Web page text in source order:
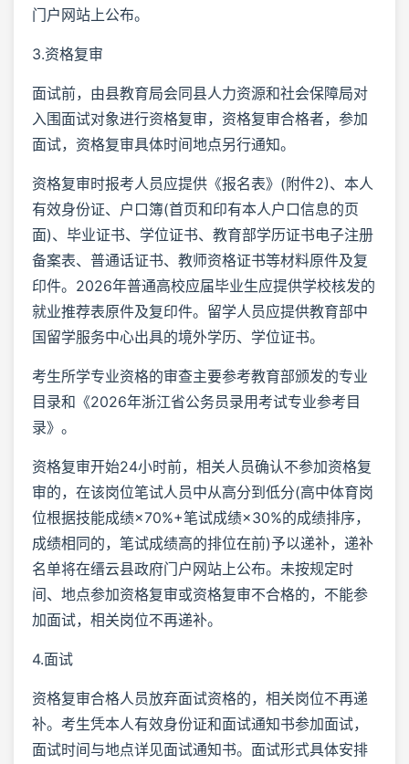
门户网站上公布。
3.资格复审
面试前，由县教育局会同县人力资源和社会保障局对
入围面试对象进行资格复审，资格复审合格者，参加
面试，资格复审具体时间地点另行通知。
资格复审时报考人员应提供《报名表》(附件2)、本人
有效身份证、户口簿(首页和印有本人户口信息的页
面)、毕业证书、学位证书、教育部学历证书电子注册
备案表、普通话证书、教师资格证书等材料原件及复
印件。2026年普通高校应届毕业生应提供学校核发的
就业推荐表原件及复印件。留学人员应提供教育部中
国留学服务中心出具的境外学历、学位证书。
考生所学专业资格的审查主要参考教育部颁发的专业
目录和《2026年浙江省公务员录用考试专业参考目
录》。
资格复审开始24小时前，相关人员确认不参加资格复
审的，在该岗位笔试人员中从高分到低分(高中体育岗
位根据技能成绩×70%+笔试成绩×30%的成绩排序，
成绩相同的，笔试成绩高的排位在前)予以递补，递补
名单将在缙云县政府门户网站上公布。未按规定时
间、地点参加资格复审或资格复审不合格的，不能参
加面试，相关岗位不再递补。
4.面试
资格复审合格人员放弃面试资格的，相关岗位不再递
补。考生凭本人有效身份证和面试通知书参加面试，
面试时间与地点详见面试通知书。面试形式具体安排